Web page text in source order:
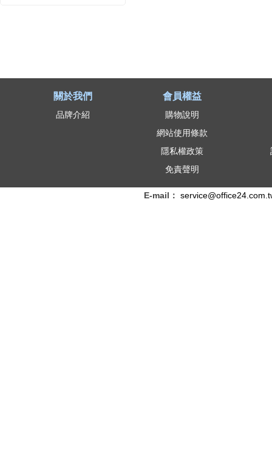
關於我們
品牌介紹
會員權益
購物說明
網站使用條款
隱私權政策
免責聲明
E-mail：